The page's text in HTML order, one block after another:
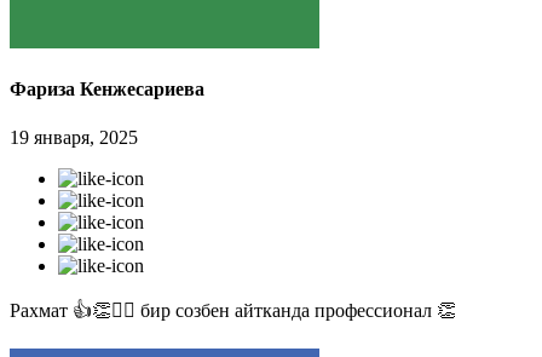
Фариза Кенжесариева
19 января, 2025
Рахмат 👍👏✊🏻 бир созбен айтканда профессионал 👏